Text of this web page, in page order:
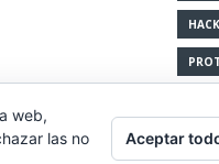
y publicidad de
web,
las no
Aceptar